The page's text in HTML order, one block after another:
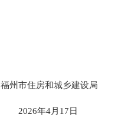
福州市住房和城乡建设局
2026年4月17日